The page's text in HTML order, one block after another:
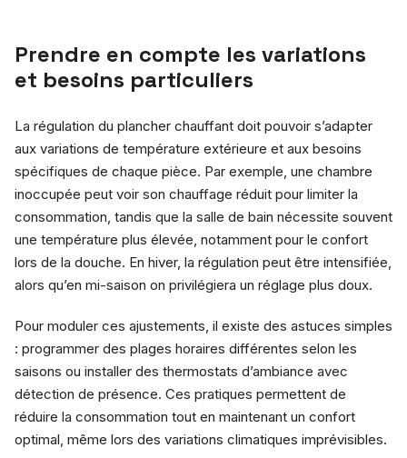
Prendre en compte les variations
et besoins particuliers
La régulation du plancher chauffant doit pouvoir s’adapter
aux variations de température extérieure et aux besoins
spécifiques de chaque pièce. Par exemple, une chambre
inoccupée peut voir son chauffage réduit pour limiter la
consommation, tandis que la salle de bain nécessite souvent
une température plus élevée, notamment pour le confort
lors de la douche. En hiver, la régulation peut être intensifiée,
alors qu’en mi-saison on privilégiera un réglage plus doux.
Pour moduler ces ajustements, il existe des astuces simples
: programmer des plages horaires différentes selon les
saisons ou installer des thermostats d’ambiance avec
détection de présence. Ces pratiques permettent de
réduire la consommation tout en maintenant un confort
optimal, même lors des variations climatiques imprévisibles.